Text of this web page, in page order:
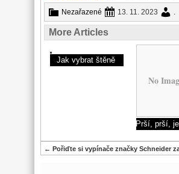
Nezařazené 13. 11. 2023 .
More Articles
Jak vybrat štěně
No
Prší, prší,
← Pořiďte si vypínače značky Schneider